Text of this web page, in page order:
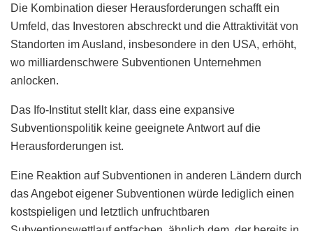
Die Kombination dieser Herausforderungen schafft ein
Umfeld, das Investoren abschreckt und die Attraktivität von
Standorten im Ausland, insbesondere in den USA, erhöht,
wo milliardenschwere Subventionen Unternehmen
anlocken.
Das Ifo-Institut stellt klar, dass eine expansive
Subventionspolitik keine geeignete Antwort auf die
Herausforderungen ist.
Eine Reaktion auf Subventionen in anderen Ländern durch
das Angebot eigener Subventionen würde lediglich einen
kostspieligen und letztlich unfruchtbaren